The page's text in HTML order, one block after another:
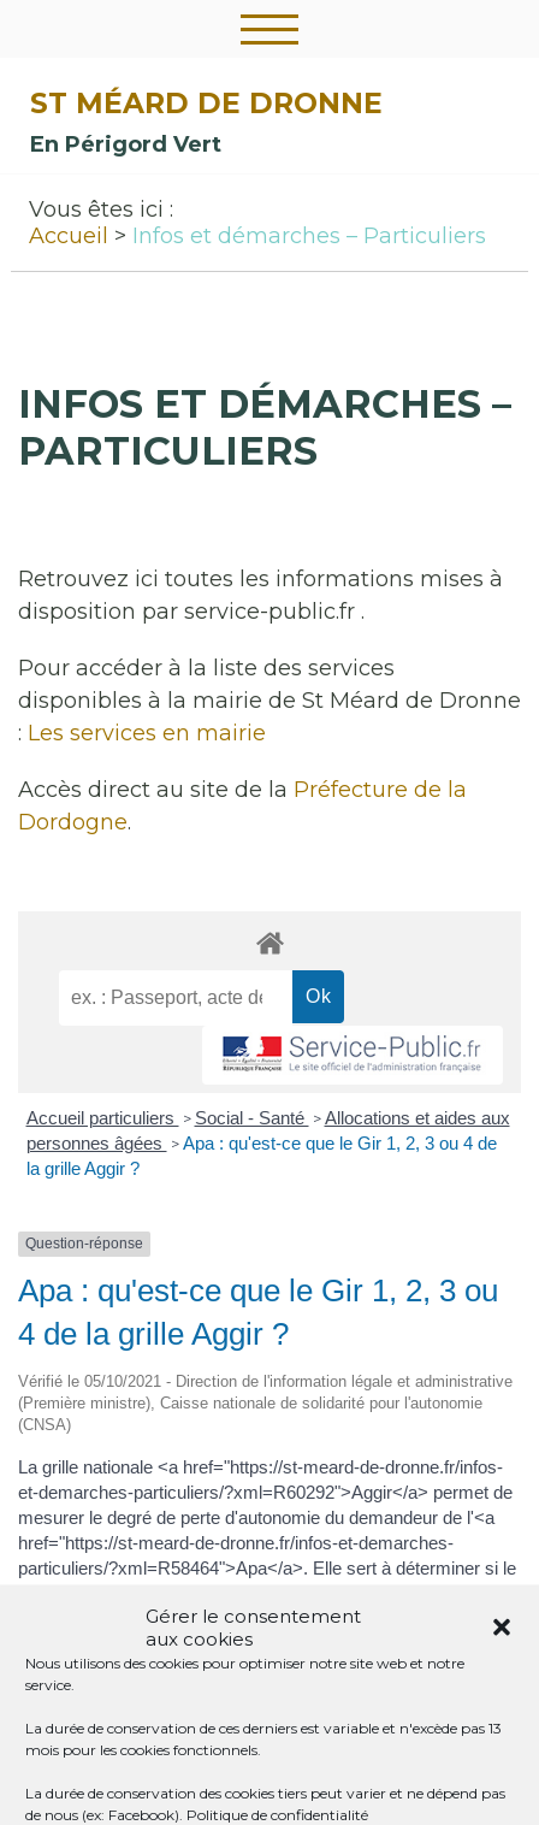
Gérer le consentement
aux cookies
Nous utilisons des cookies pour optimiser notre site web et notre
service.
La durée de conservation de ces derniers est variable et n'excède pas 13
mois pour les cookies fonctionnels.
La durée de conservation des cookies tiers peut varier et ne dépend pas
de nous (ex: Facebook). Politique de confidentialité
ST MÉARD DE DRONNE
En Périgord Vert
Vous êtes ici :
Accueil
Infos et démarches – Particuliers
INFOS ET DÉMARCHES –
PARTICULIERS
Retrouvez ici toutes les informations mises à
disposition par service-public.fr .
Pour accéder à la liste des services
disponibles à la mairie de St Méard de Dronne
: Les services en mairie
Accès direct au site de la Préfecture de la
Dordogne.
Accueil particuliers > Social - Santé > Allocations et aides aux
personnes âgées > Apa : qu'est-ce que le Gir 1, 2, 3 ou 4 de
la grille Aggir ?
Question-réponse
Apa : qu'est-ce que le Gir 1, 2, 3 ou
4 de la grille Aggir ?
Vérifié le 05/10/2021 - Direction de l'information légale et administrative
(Première ministre), Caisse nationale de solidarité pour l'autonomie
(CNSA)
La grille nationale <a href="https://st-meard-de-dronne.fr/infos-
et-demarches-particuliers/?xml=R60292">Aggir</a> permet de
mesurer le degré de perte d'autonomie du demandeur de l'<a
href="https://st-meard-de-dronne.fr/infos-et-demarches-
particuliers/?xml=R58464">Apa</a>. Elle sert à déterminer si le
niveau d'aides dont il a besoin. Les degrés de perte d'autonomie
sont classés en 6 <a href="https://st-meard-de-dronne.fr/infos-
et-demarches-particuliers/?xml=R42045">Gir</a>. À chaque
Gir correspond un niveau de besoins d'aides pour accomplir les
actes essentiels de la vie quotidienne.
TOUT REPLIER TOUT DÉPLIER